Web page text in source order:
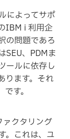
によってサポ
IBM i 利用企
の問題であろ
SEU、PDMま
ールに依存し
ります。それ
す。
ァクタリング
。これは、ユ